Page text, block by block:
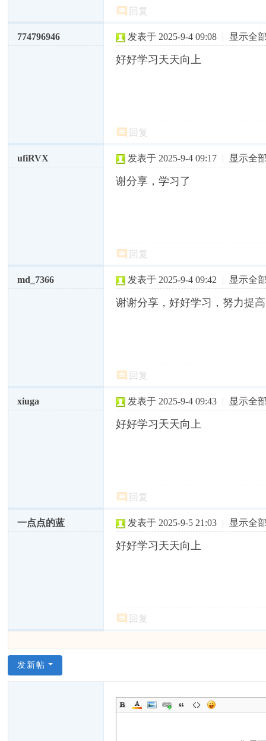
回复
774796946 发表于 2025-9-4 09:08 | 显示全
好好学习天天向上
回复
ufiRVX 发表于 2025-9-4 09:17 | 显示全
谢分享，学习了
回复
md_7366 发表于 2025-9-4 09:42 | 显示全
谢谢分享，好好学习，努力提高
回复
xiuga 发表于 2025-9-4 09:43 | 显示全
好好学习天天向上
回复
一点点的蓝 发表于 2025-9-5 21:03 | 显示全
好好学习天天向上
回复
发新帖